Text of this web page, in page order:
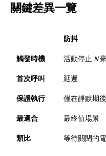
關鍵差異一覽
防抖
觸發時機
活動停止 N
首次呼叫
延遲
保證執行
僅在靜默期後
最適合
最終值場景
類比
等待關閉的